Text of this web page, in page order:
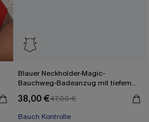
Blauer Neckholder-Magic-
Bauchweg-Badeanzug mit tiefem
38,00 €47,00 €
Bauch Kontrolle